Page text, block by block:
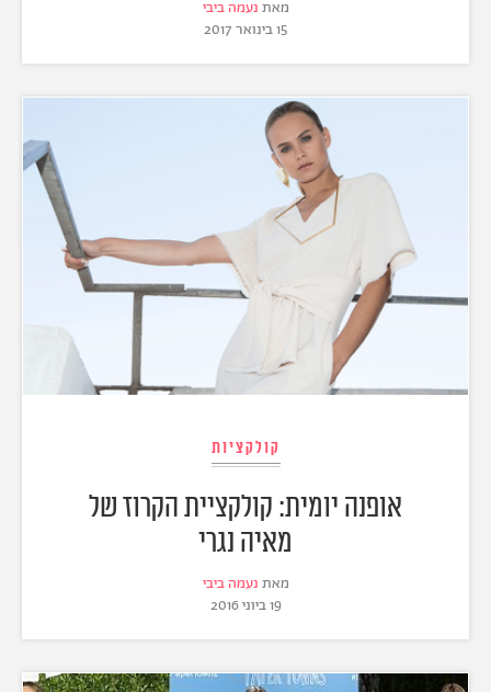
מאת נעמה ביבי
15 בינואר 2017
קולקציות
אופנה יומית: קולקציית הקרוז של
מאיה נגרי
מאת נעמה ביבי
19 ביוני 2016